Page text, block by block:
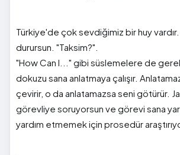
Türkiye'de çok sevdiğimiz bir huy vardır.
durursun. "Taksim?".
"How Can I..." gibi süslemelere de
dokuzu sana anlatmaya çalışır.
çevirir, o da anlatamazsa seni götürür.
görevliye soruyorsun ve görevi sana
yardım etmemek için prosedür